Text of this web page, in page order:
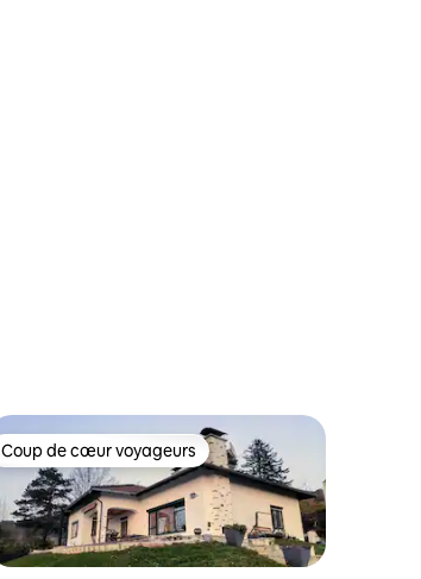
Coup de cœur voyageurs
Coup de cœur voyageurs